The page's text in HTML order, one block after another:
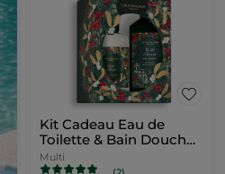
Kit Cadeau Eau de
Toilette & Bain Douche
Baies d'Hiver
Multi